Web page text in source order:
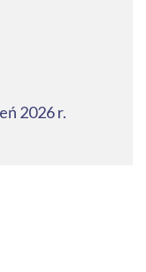
2026 r.